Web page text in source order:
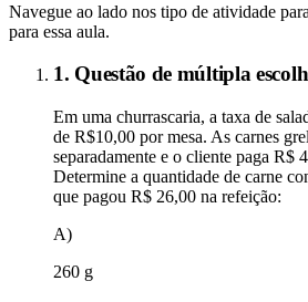
Navegue ao lado nos tipo de atividade
para essa aula.
1. Questão de múltipla
Em uma churrascaria, a taxa de
de R$10,00 por mesa. As carnes
separadamente e o cliente paga R$
Determine a quantidade de carne
que pagou R$ 26,00 na refeição:
A)
260 g